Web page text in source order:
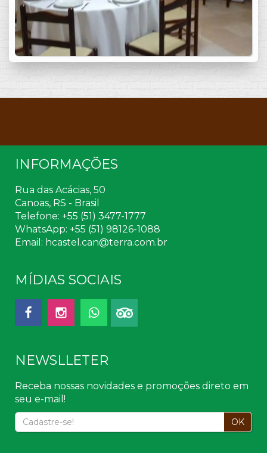
INFORMAÇÕES
Rua das Acácias, 50
Canoas, RS - Brasil
Telefone: +55 (51) 3477-1777
WhatsApp: +55 (51) 98126-1088
Email: hcastel.can@terra.com.br
MÍDIAS SOCIAIS
NEWSLLETER
Receba nossas novidades e promoções direto em
seu e-mail!
OK